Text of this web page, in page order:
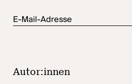
E-Mail-Adresse
Autor:innen